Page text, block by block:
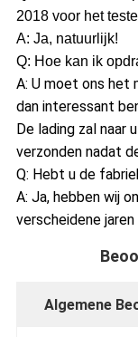
2018 voor het
A: Ja, natuurlijk!
Q: Hoe kan ik
A: U moet ons het
dan interessant
De lading zal naar
verzonden nadat
Q: Hebt u de
A: Ja, hebben wij
verscheidene
Algemene